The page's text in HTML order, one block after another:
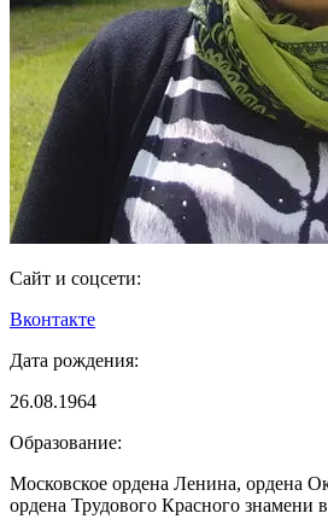
Сайт и соцсети:
Вконтакте
Дата рождения:
26.08.1964
Образование:
Московское ордена Ленина, ордена
ордена Трудового Красного знамени